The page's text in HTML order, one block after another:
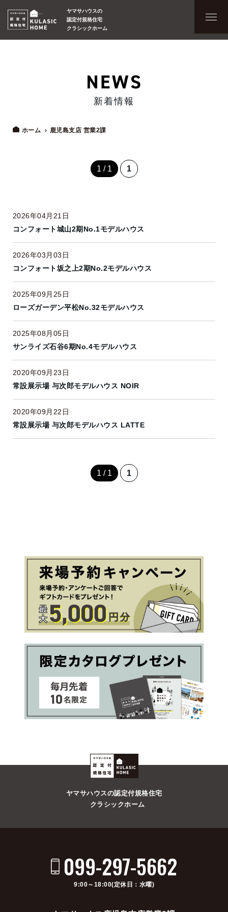
ヤマサハウスの
認定付規格住宅
クラシックホーム
新着情報
ホーム 鹿児島支店 営業2課
1 / 1 1
2026年04月21日
コンフォート城山2期No.1モデルハウス
2026年03月03日
コンフォート坂之上2期No.2モデルハウス
2025年09月25日
ローズガーデン平松No.32モデルハウス
2025年08月05日
サンライズ石谷6期No.4モデルハウス
2020年09月23日
常設展示場 与次郎モデルハウス NOIR
2020年09月22日
常設展示場 与次郎モデルハウス LATTE
1 / 1 1
ヤマサハウスの認定付規格住宅
クラシックホーム
099-297-5662
9:00～18:00(定休日：水曜)